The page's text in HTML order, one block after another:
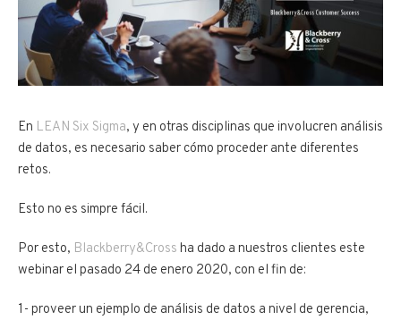
En LEAN Six Sigma, y en otras disciplinas que involucren análisis
de datos, es necesario saber cómo proceder ante diferentes
retos.
Esto no es simpre fácil.
Por esto, Blackberry&Cross ha dado a nuestros clientes este
webinar el pasado 24 de enero 2020, con el fin de:
1- proveer un ejemplo de análisis de datos a nivel de gerencia,